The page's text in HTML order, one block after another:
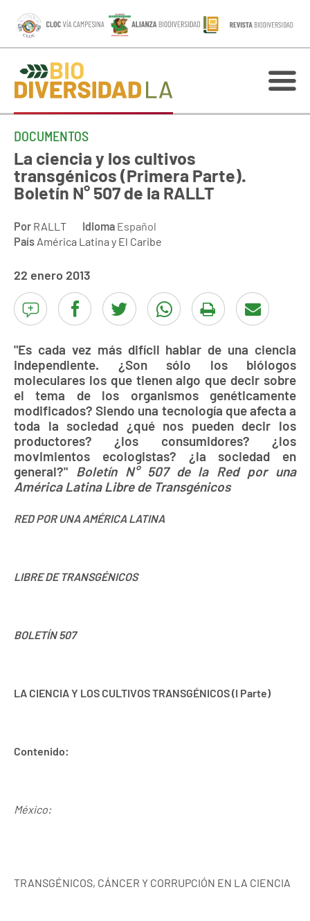
DOCUMENTOS
La ciencia y los cultivos
transgénicos (Primera Parte).
Boletín N° 507 de la RALLT
Por RALLT Idioma Español
País América Latina y El Caribe
22 enero 2013
"Es cada vez más difícil hablar de una ciencia
independiente. ¿Son sólo los biólogos
moleculares los que tienen algo que decir sobre
el tema de los organismos genéticamente
modificados? Siendo una tecnología que afecta a
toda la sociedad ¿qué nos pueden decir los
productores? ¿los consumidores? ¿los
movimientos ecologistas? ¿la sociedad en
general?" Boletín N° 507 de la Red por una
América Latina Libre de Transgénicos
RED POR UNA AMÉRICA LATINA
LIBRE DE TRANSGÉNICOS
BOLETÍN 507
LA CIENCIA Y LOS CULTIVOS TRANSGÉNICOS (I Parte)
Contenido:
México:
TRANSGÉNICOS, CÁNCER Y CORRUPCIÓN EN LA CIENCIA